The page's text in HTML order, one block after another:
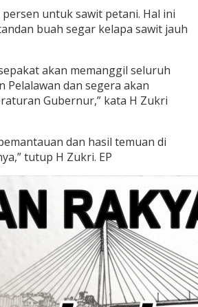
untuk sawit petani. Hal ini
buah segar kelapa sawit jauh
akan memanggil seluruh
dan segera akan
Gubernur,” kata H Zukri
dan hasil temuan di
tutup H Zukri. EP